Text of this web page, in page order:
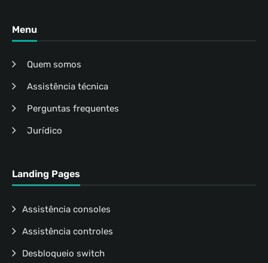
Menu
Quem somos
Assistência técnica
Perguntas frequentes
Jurídico
Landing Pages
Assistência consoles
Assistência controles
Desbloqueio switch